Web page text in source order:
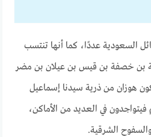
السعودية عددًا، كما أنها تنتسب
بن خصفة بن قيس بن عيلان بن مضر
هوزان من ذرية سيدنا إسماعيل
في العديد من الأماكن،
الشرقية.